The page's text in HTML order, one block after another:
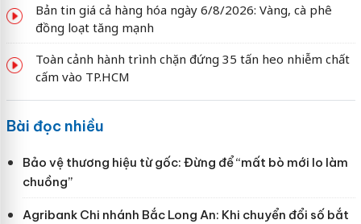
Bản tin giá cả hàng hóa ngày 6/8/2026: Vàng, cà phê
đồng loạt tăng mạnh
Toàn cảnh hành trình chặn đứng 35 tấn heo nhiễm chất
cấm vào TP.HCM
Bài đọc nhiều
Bảo vệ thương hiệu từ gốc: Đừng để “mất bò mới lo làm
chuồng”
Agribank Chi nhánh Bắc Long An: Khi chuyển đổi số bắt